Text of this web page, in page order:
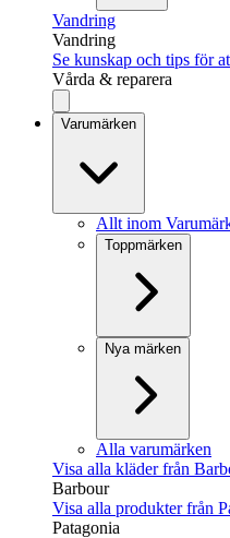
Vandring
Vandring
Se kunskap och tips för
Vårda & reparera
Varumärken
Allt inom
Toppmärken
Nya märken
Alla varumärken
Visa alla kläder från
Barbour
Visa alla produkter från
Patagonia